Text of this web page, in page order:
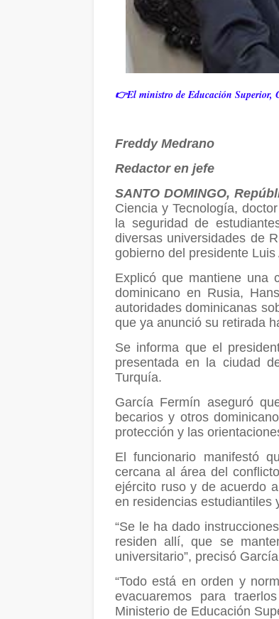
👉El ministro de Educación Superior,
Freddy Medrano
Redactor en jefe
SANTO DOMINGO,
Ciencia y Tecnología,
la seguridad de
diversas universidades de
gobierno del presidente Luis
Explicó que mantiene una
dominicano en Rusia,
autoridades dominicanas
que ya anunció su retirada
Se informa que el
presentada en la ciudad
Turquía.
García Fermín aseguró
becarios y otros
protección y las
El funcionario manifestó
cercana al área del
ejército ruso y de acuerdo
en residencias estudiantiles
“Se le ha dado
residen allí, que se
universitario”, precisó
“Todo está en orden y
evacuaremos para
Ministerio de Educación